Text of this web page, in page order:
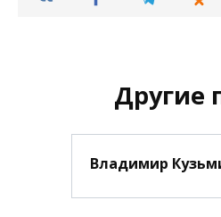
Другие
Владимир